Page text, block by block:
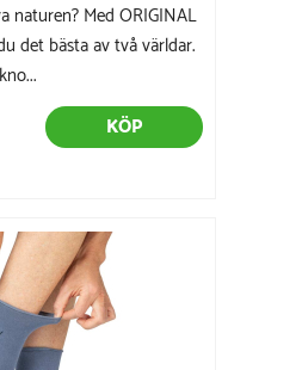
naturen? Med ORIGINAL
det bästa av två världar.
KÖP